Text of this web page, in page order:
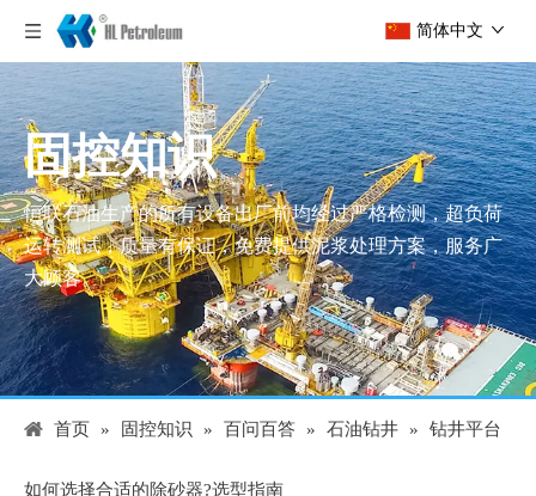
简体中文
固控知识
恒联石油生产的所有设备出厂前均经过严格检测，超负荷
运转测试，质量有保证，免费提供泥浆处理方案，服务广
大顾客。
首页 » 固控知识 » 百问百答 » 石油钻井 » 钻井平台
如何选择合适的除砂器?选型指南